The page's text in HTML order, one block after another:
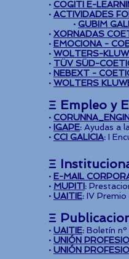
· COGITI E-
· ACTIVIDADES
· GUBIM
· XORNADAS
· EMOCIONA -
· WOLTERS-
· TÜV SÜD-
· NEBEXT -
· WOLTERS
Ξ Empleo y
·
· IGAPE: Ayudas a
· CCI GALICIA: I
Ξ
· E-MAIL
· MUPITI:
· UAITIE: IV Premio
Ξ
· UAITIE: Boletín
· UNIÓN
· UNIÓN